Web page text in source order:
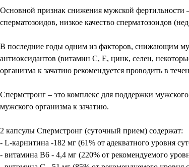
Основной признак снижения мужской фертильности
сперматозоидов, низкое качество сперматозоидов
В последние годы одним из факторов, снижающим
антиоксидантов (витамин С, Е, цинк, селен,
организма к зачатию рекомендуется проводить в
Спермстронг – это комплекс для поддержки
мужского организма к зачатию.
2 капсулы Спермстронг (суточный прием) содержат:
- L-карнитина -182 мг (61% от адекватного уровня
- витамина В6 - 4,4 мг (220% от рекомендуемого